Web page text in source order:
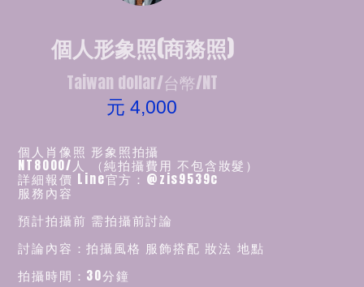
個人形象照(商務照)
Taiwan dollar/台幣/NT
元 4,000
個人肖像照 形象照拍攝
NT8000/人 （純拍攝費用 不包含妝髮）
詳細報價 Line官方：@zis9539c
服務內容
預計拍攝前 需拍攝前討論
討論內容：拍攝風格 服飾搭配 妝法 地點
拍攝時間：30分鐘